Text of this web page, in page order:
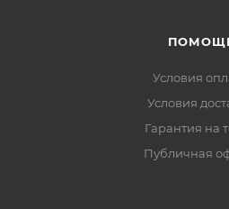
Условия
Условия
Гарантия на
Публичная